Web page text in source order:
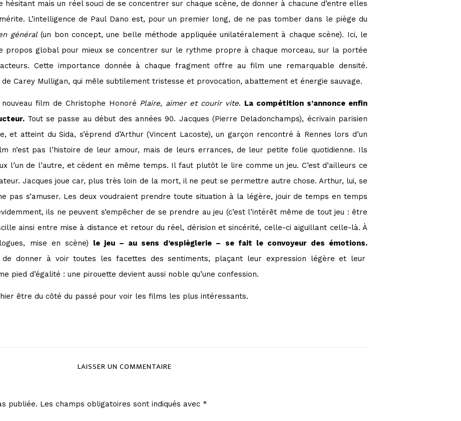
mais un réel souci de se concentrer sur chaque scène, de donner à chacune d’entre elles
L’intelligence de Paul Dano est, pour un premier long, de ne pas tomber dans le piège du
général(un bon concept, une belle méthode appliquée unilatéralement à chaque scène). Ici, le
propos global pour mieux se concentrer sur le rythme propre à chaque morceau, sur la portée
Cette importance donnée à chaque fragment offre au film une remarquable densité.
Carey Mulligan, qui mêle subtilement tristesse et provocation, abattement et énergie sauvage.
film de Christophe Honoré Plaire, aimer et courir vite. La compétition s’annonce enfin
Tout se passe au début des années 90. Jacques (Pierre Deladonchamps), écrivain parisien
et atteint du Sida, s’éprend d’Arthur (Vincent Lacoste), un garçon rencontré à Rennes lors d’un
n’est pas l’histoire de leur amour, mais de leurs errances, de leur petite folie quotidienne. Ils
l’un de l’autre, et cèdent en même temps. Il faut plutôt le lire comme un jeu. C’est d’ailleurs ce
Jacques joue car, plus très loin de la mort, il ne peut se permettre autre chose. Arthur, lui, se
pas s’amuser. Les deux voudraient prendre toute situation à la légère, jouir de temps en temps
ils ne peuvent s’empêcher de se prendre au jeu (c’est l’intérêt même de tout jeu : être
ainsi entre mise à distance et retour du réel, dérision et sincérité, celle-ci aiguillant celle-là. À
mise en scène) le jeu – au sens d’espièglerie – se fait le convoyeur des émotions.
de donner à voir toutes les facettes des sentiments, plaçant leur expression légère et leur
pied d’égalité : une pirouette devient aussi noble qu’une confession.
être du côté du passé pour voir les films les plus intéressants.
LAISSER UN COMMENTAIRE
publiée. Les champs obligatoires sont indiqués avec *